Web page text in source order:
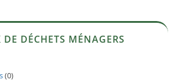
DE DÉCHETS MÉNAGERS
(0)